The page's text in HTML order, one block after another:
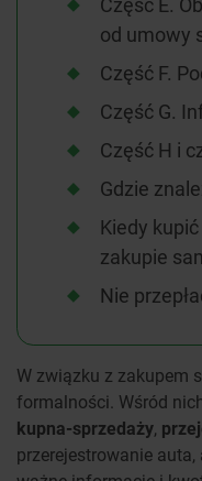
od umowy
Część F.
Część G.
Część H i
Gdzie
Kiedy
zakupie
Nie
W związku z zakupem
formalności. Wśród
kupna-sprzedaży,
przerejestrowanie auta,